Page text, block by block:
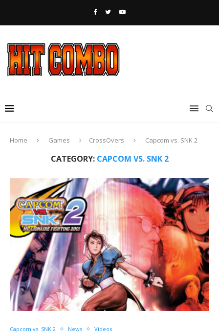
Home Games CrossOvers Capcom vs. SNK 2
CATEGORY: CAPCOM VS. SNK 2
Capcom vs. SNK 2 News Videos